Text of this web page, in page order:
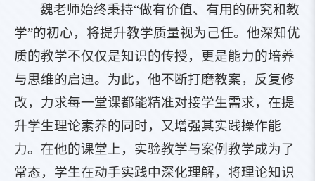
魏老师始终秉持“做有价值、有用的研究和教
学”的初心，将提升教学质量视为己任。他深知优
质的教学不仅仅是知识的传授，更是能力的培养
与思维的启迪。为此，他不断打磨教案，反复修
改，力求每一堂课都能精准对接学生需求，在提
升学生理论素养的同时，又增强其实践操作能
力。在他的课堂上，实验教学与案例教学成为了
常态，学生在动手实践中深化理解，将理论知识